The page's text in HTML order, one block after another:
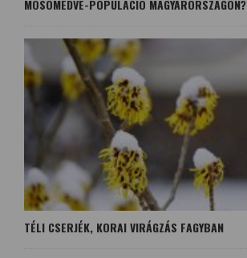
MOSÓMEDVE-POPULÁCIÓ MAGYARORSZÁGON?
TÉLI CSERJÉK, KORAI VIRÁGZÁS FAGYBAN